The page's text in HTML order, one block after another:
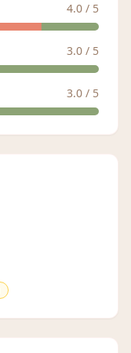
4.0 / 5
3.0 / 5
3.0 / 5